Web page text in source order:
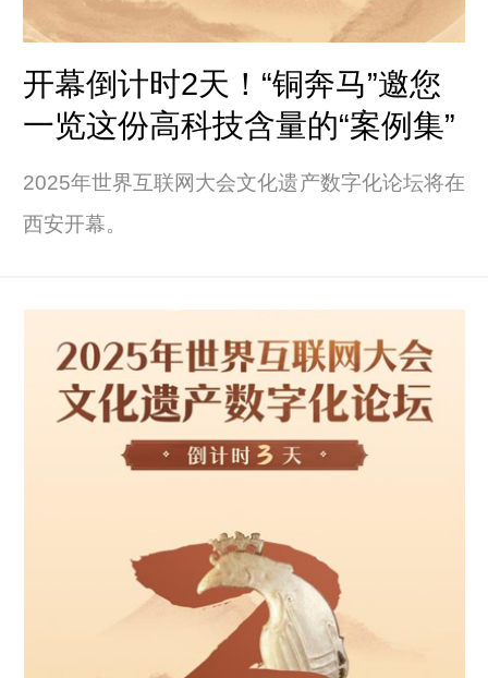
开幕倒计时2天！“铜奔马”邀您
一览这份高科技含量的“案例集”
2025年世界互联网大会文化遗产数字化论坛将在
西安开幕。